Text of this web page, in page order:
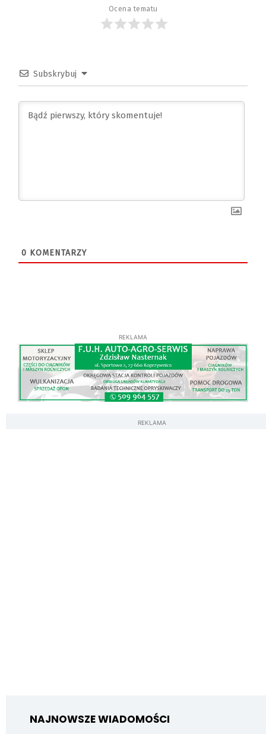
Ocena tematu
Subskrybuj
0 KOMENTARZY
REKLAMA
REKLAMA
NAJNOWSZE WIADOMOŚCI